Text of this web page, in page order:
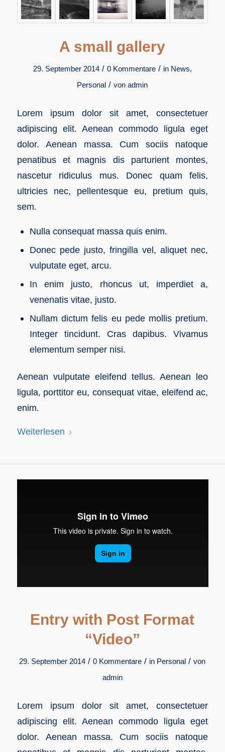
A small gallery
29. September 2014 / 0 Kommentare / in News,
Personal / vonadmin
Lorem ipsum dolor sit amet, consectetuer
adipiscing elit. Aenean commodo ligula eget
dolor. Aenean massa. Cum sociis natoque
penatibus et magnis dis parturient montes,
nascetur ridiculus mus. Donec quam felis,
ultricies nec, pellentesque eu, pretium quis,
sem.
Nulla consequat massa quis enim.
Donec pede justo, fringilla vel, aliquet nec,
vulputate eget, arcu.
In enim justo, rhoncus ut, imperdiet a,
venenatis vitae, justo.
Nullam dictum felis eu pede mollis pretium.
Integer tincidunt. Cras dapibus. Vivamus
elementum semper nisi.
Aenean vulputate eleifend tellus. Aenean leo
ligula, porttitor eu, consequat vitae, eleifend ac,
enim.
Weiterlesen
Entry with Post Format
“Video”
29. September 2014 / 0 Kommentare / in Personal / von
admin
Lorem ipsum dolor sit amet, consectetuer
adipiscing elit. Aenean commodo ligula eget
dolor. Aenean massa. Cum sociis natoque